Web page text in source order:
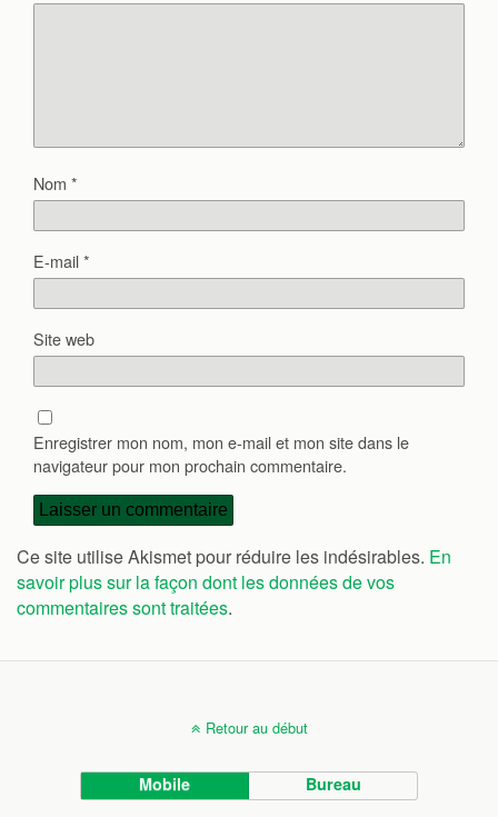
Nom *
E-mail*
Site web
Enregistrer mon nom, mon e-mail et mon site dans le
navigateur pour mon prochain commentaire.
Ce site utilise Akismet pour réduire les indésirables. En
savoir plus sur la façon dont les données de vos
commentaires sont traitées.
Retour au début
Mobile Bureau